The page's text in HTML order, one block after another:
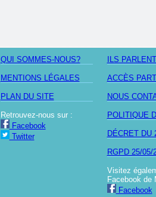
QUI SOMMES-NOUS?
MENTIONS LÉGALES
PLAN DU SITE
Retrouvez-nous sur :
Facebook
Twitter
ILS
ACCÈS
NOUS
POLITIQUE
DÉCRET DU
RGPD 25/05/
Visitez
Facebook de
Facebook